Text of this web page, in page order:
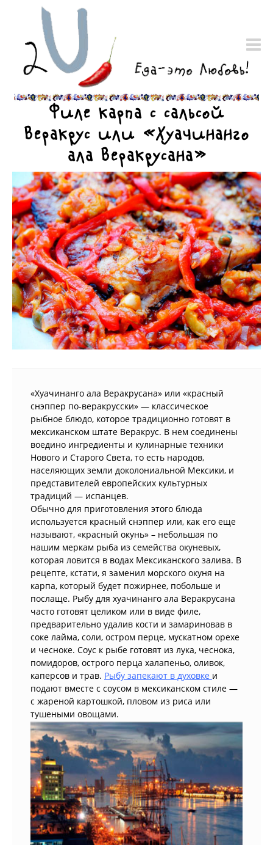
Филе карпа с сальсой
Веракрус или «Хуачинанго
ала Веракрусана»
«Хуачинанго ала Веракрусана» или «красный
снэппер по-веракрусски» — классическое
рыбное блюдо, которое традиционно готовят в
мексиканском штате Веракрус. В нем соединены
воедино ингредиенты и кулинарные техники
Нового и Старого Света, то есть народов,
населяющих земли доколониальной Мексики, и
представителей европейских культурных
традиций — испанцев.
Обычно для приготовления этого блюда
используется красный снэппер или, как его еще
называют, «красный окунь» – небольшая по
нашим меркам рыба из семейства окуневых,
которая ловится в водах Мексиканского залива. В
рецепте, кстати, я заменил морского окуня на
карпа, который будет пожирнее, побольше и
послаще. Рыбу для хуачинанго ала Веракрусана
часто готовят целиком или в виде филе,
предварительно удалив кости и замариновав в
соке лайма, соли, остром перце, мускатном орехе
и чесноке. Соус к рыбе готовят из лука, чеснока,
помидоров, острого перца халапеньо, оливок,
каперсов и трав. Рыбу запекают в духовке и
подают вместе с соусом в мексиканском стиле —
с жареной картошкой, пловом из риса или
тушеными овощами.